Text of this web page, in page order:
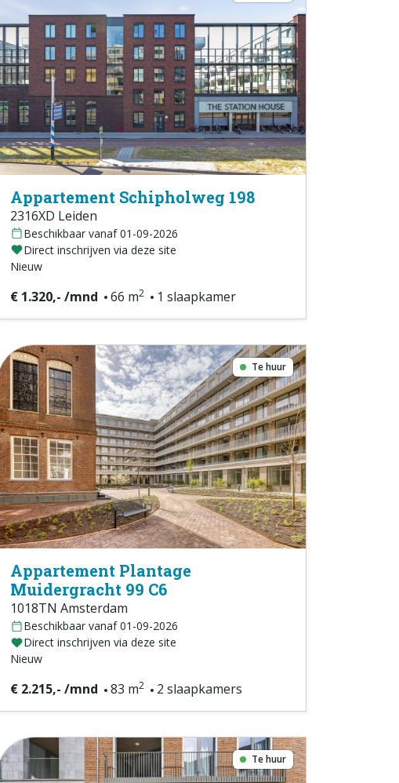
Appartement Schipholweg 198
2316XD Leiden
Beschikbaar vanaf 01-09-2026
Direct inschrijven via deze site
Nieuw
€ 1.320,- /mnd 66 m2 1 slaapkamer
Te huur
Appartement Plantage
Muidergracht 99 C6
1018TN Amsterdam
Beschikbaar vanaf 01-09-2026
Direct inschrijven via deze site
Nieuw
€ 2.215,- /mnd 83 m2 2 slaapkamers
Te huur